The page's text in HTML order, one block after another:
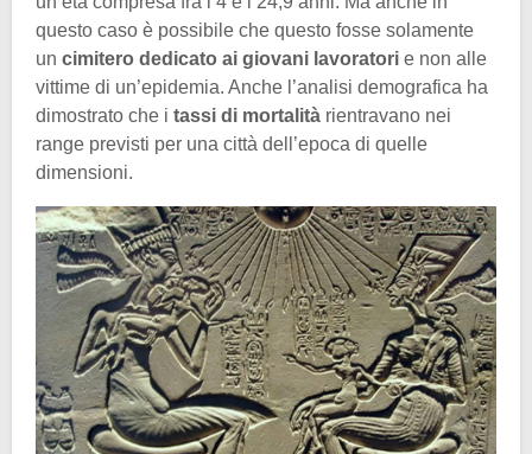
questo caso è possibile che questo fosse solamente
un cimitero dedicato ai giovani lavoratori e non alle
vittime di un’epidemia. Anche l’analisi demografica ha
dimostrato che i tassi di mortalità rientravano nei
range previsti per una città dell’epoca di quelle
dimensioni.